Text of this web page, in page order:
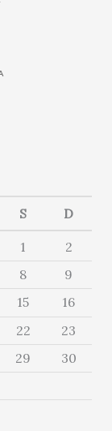
S D
1
2
8
9
15
16
22
23
29
30